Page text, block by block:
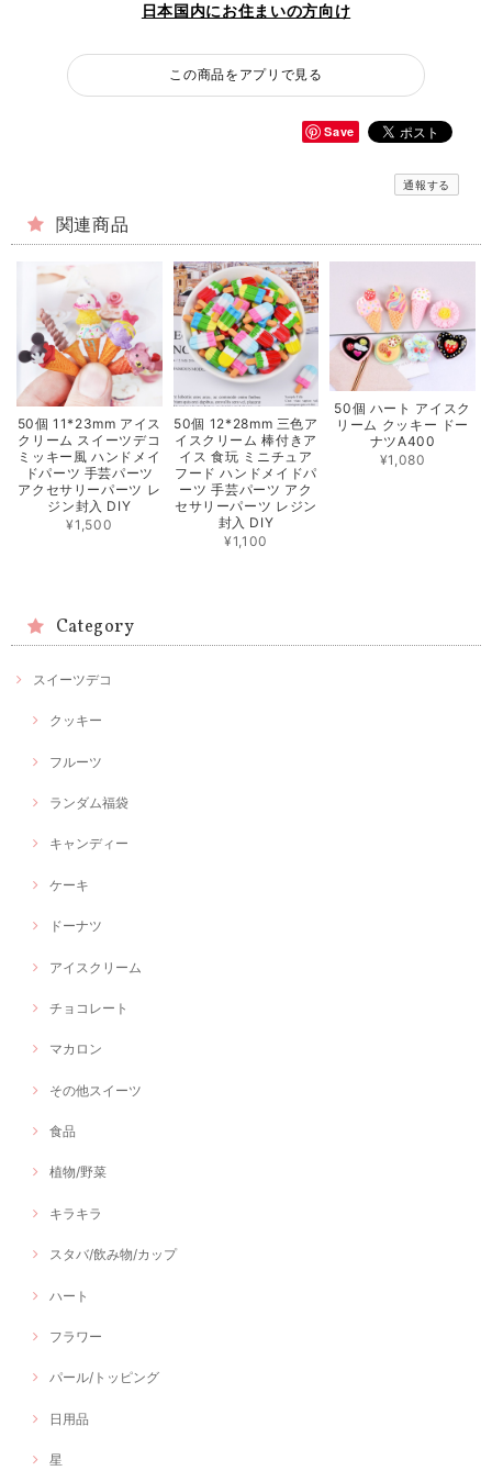
日本国内にお住まいの方向け
この商品をアプリで見る
Save
通報する
関連商品
50個 11*23mm アイス
クリーム スイーツデコ
ミッキー風 ハンドメイ
ドパーツ 手芸パーツ
アクセサリーパーツ レ
ジン封入 DIY
¥1,500
50個 12*28mm 三色ア
イスクリーム 棒付きア
イス 食玩 ミニチュア
フード ハンドメイドパ
ーツ 手芸パーツ アク
セサリーパーツ レジン
封入 DIY
¥1,100
50個 ハート アイスク
リーム クッキー ドー
ナツA400
¥1,080
Category
スイーツデコ
クッキー
フルーツ
ランダム福袋
キャンディー
ケーキ
ドーナツ
アイスクリーム
チョコレート
マカロン
その他スイーツ
食品
植物/野菜
キラキラ
スタバ/飲み物/カップ
ハート
フラワー
パール/トッピング
日用品
星